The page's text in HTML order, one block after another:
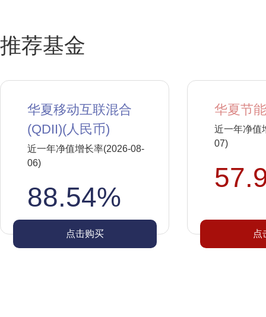
推荐基金
华夏移动互联混合
(QDII)(人民币)
近一年净值增长率(2026-08-
06)
88.54%
点击购买
华夏节
近一年净值
07)
点